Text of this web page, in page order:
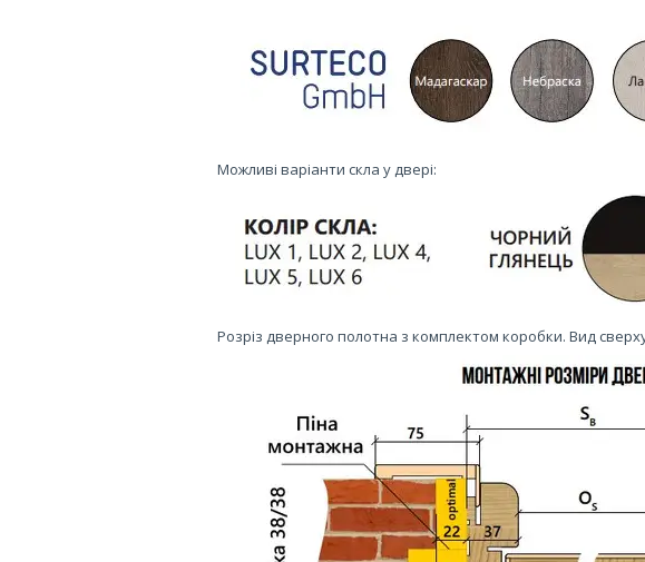
Можливі варіанти скла у двері:
Розріз дверного полотна з комплектом коробки. Вид